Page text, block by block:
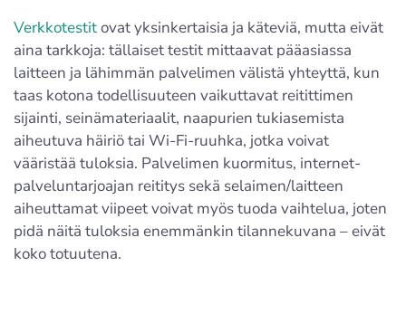
Verkkotestitovat yksinkertaisia ja käteviä, mutta eivät
aina tarkkoja: tällaiset testit mittaavat pääasiassa
laitteen ja lähimmän palvelimen välistä yhteyttä, kun
taas kotona todellisuuteen vaikuttavat reitittimen
sijainti, seinämateriaalit, naapurien tukiasemista
aiheutuva häiriö tai Wi-Fi-ruuhka, jotka voivat
vääristää tuloksia. Palvelimen kuormitus, internet-
palveluntarjoajan reititys sekä selaimen/laitteen
aiheuttamat viipeet voivat myös tuoda vaihtelua, joten
pidä näitä tuloksia enemmänkin tilannekuvana – eivät
koko totuutena.